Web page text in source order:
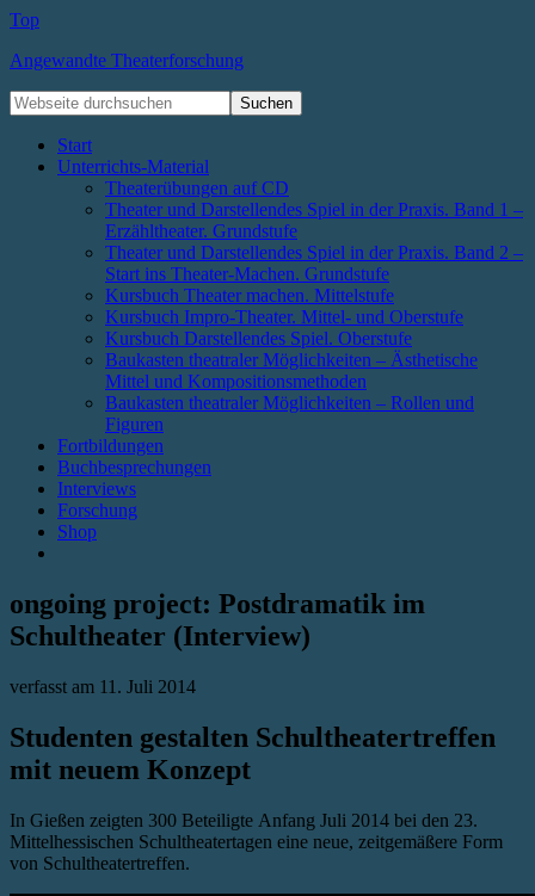
Top
Angewandte Theaterforschung
Start
Unterrichts-Material
Theaterübungen auf CD
Theater und Darstellendes Spiel in der Praxis. Band 1 –
Erzähltheater. Grundstufe
Theater und Darstellendes Spiel in der Praxis. Band 2 –
Start ins Theater-Machen. Grundstufe
Kursbuch Theater machen. Mittelstufe
Kursbuch Impro-Theater. Mittel- und Oberstufe
Kursbuch Darstellendes Spiel. Oberstufe
Baukasten theatraler Möglichkeiten – Ästhetische
Mittel und Kompositionsmethoden
Baukasten theatraler Möglichkeiten – Rollen und
Figuren
Fortbildungen
Buchbesprechungen
Interviews
Forschung
Shop
ongoing project: Postdramatik im
Schultheater (Interview)
verfasst am 11. Juli 2014
Studenten gestalten Schultheatertreffen
mit neuem Konzept
In Gießen zeigten 300 Beteiligte Anfang Juli 2014 bei den 23.
Mittelhessischen Schultheatertagen eine neue, zeitgemäßere Form
von Schultheatertreffen.